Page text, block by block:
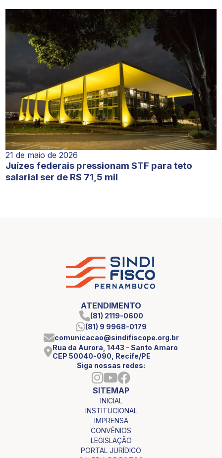
21 de maio de 2026
Juízes federais pressionam STF para teto
salarial ser de R$ 71,5 mil
ATENDIMENTO
(81) 2119-0600
(81) 9 9968-0179
comunicacao@sindifiscope.org.br
Rua da Aurora, 1443 - Santo Amaro
CEP 50040-090, Recife/PE
Siga nossas redes:
SITEMAP
INICIAL
INSTITUCIONAL
IMPRENSA
CONVÊNIOS
LEGISLAÇÃO
PORTAL JURÍDICO